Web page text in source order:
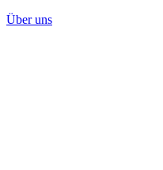
Über uns